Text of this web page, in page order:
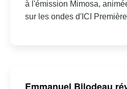
à l'émission Mimosa,
sur les ondes d'ICI